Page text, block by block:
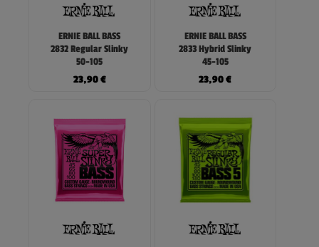
ERNIE BALL BASS
2832 Regular Slinky
50-105
23,90€
ERNIE BALL BASS
2833 Hybrid Slinky
45-105
23,90€